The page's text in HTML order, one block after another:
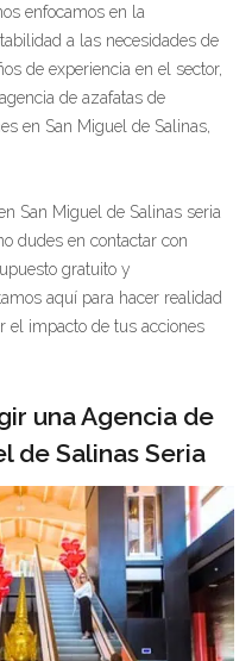
enfocamos en la
a las necesidades de
de experiencia en el sector,
de azafatas de
en San Miguel de Salinas,
San Miguel de Salinas seria
dudes en contactar con
gratuito y
aquí para hacer realidad
el impacto de tus acciones
una Agencia de
de Salinas Seria